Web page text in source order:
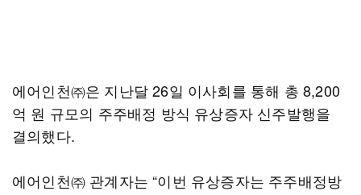
에어인천㈜은 지난달 26일 이사회를 통해 총 8,200
억 원 규모의 주주배정 방식 유상증자 신주발행을
결의했다.
에어인천㈜ 관계자는 “이번 유상증자는 주주배정방